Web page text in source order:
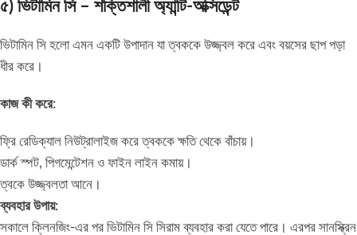
৫) ভিটামিন সি – শক্তিশালী অ্যান্টি-অক্সিডেন্ট
ভিটামিন সি হলো এমন একটি উপাদান যা ত্বককে উজ্জ্বল করে এবং বয়সের ছাপ পড়া
ধীর করে।
কাজ কী করে:
ফ্রি রেডিক্যাল নিউট্রালাইজ করে ত্বককে ক্ষতি থেকে বাঁচায়।
ডার্ক স্পট, পিগমেন্টেশন ও ফাইন লাইন কমায়।
ত্বকে উজ্জ্বলতা আনে।
ব্যবহার উপায়:
সকালে ক্লিনজিং-এর পর ভিটামিন সি সিরাম ব্যবহার করা যেতে পারে। এরপর সানস্ক্রিন